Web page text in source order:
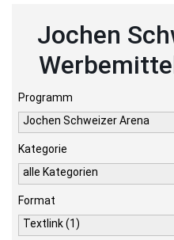
Jochen
Programm
Jochen Schweizer Arena
Kategorie
alle Kategorien
Format
Textlink (1)